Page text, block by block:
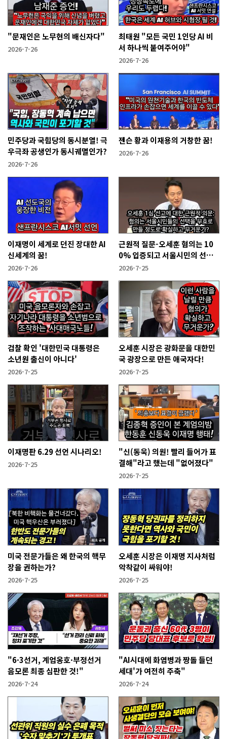
"문재인은 노무현의 배신자다"
2026-7-26
최태원 "모든 국민 1인당 AI 비
서 하나씩 붙여주어야"
2026-7-26
민주당과 국힘당의 동시분열! 극
우극좌 공생인가 동시궤멸인가?
2026-7-26
젠슨 황과 이재용의 거창한 꿈!
2026-7-26
이재명이 세계로 던진 장대한 AI
신세계의 꿈!
2026-7-26
근원적 질문-오세훈 혐의는 10
0% 입증되고 서울시민의 선택
을 무효화시킬 만큼 무겁나?
2026-7-25
검찰 확인 '대한민국 대통령은
소년원 출신이 아니다'
2026-7-25
오세훈 시장은 광화문을 대한민
국 광장으로 만든 애국자다!
2026-7-25
이재명판 6.29 선언 시나리오!
2026-7-25
"신(동욱) 의원! 빨리 들어가 표
결해"라고 했는데 "없어졌다"
2026-7-25
미국 전문가들은 왜 한국의 핵무
장을 권하는가?
2026-7-25
오세훈 시장은 이재명 지사처럼
악착같이 싸워야!
2026-7-25
"6·3선거, 계엄옹호·부정선거
음모론 최종 심판한 것!"
2026-7-24
"AI시대에 화염병과 짱돌 들던
세대'가 여전히 주축"
2026-7-24